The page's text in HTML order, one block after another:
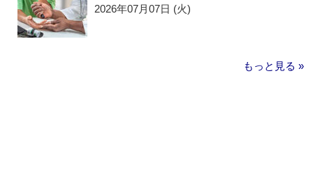
2026年07月07日 (火)
もっと見る »